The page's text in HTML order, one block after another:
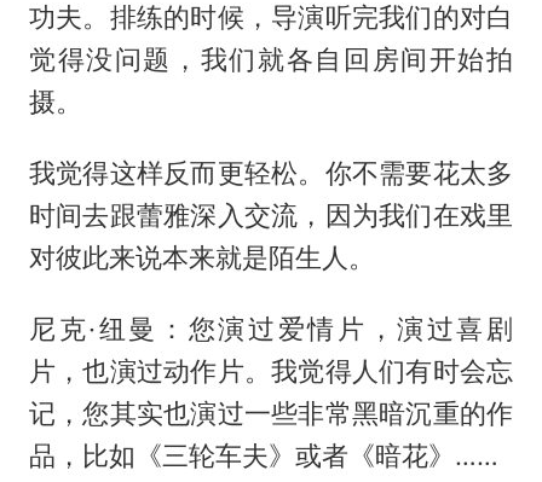
功夫。排练的时候，导演听完我们的对白
觉得没问题，我们就各自回房间开始拍
摄。
我觉得这样反而更轻松。你不需要花太多
时间去跟蕾雅深入交流，因为我们在戏里
对彼此来说本来就是陌生人。
尼克·纽曼：您演过爱情片，演过喜剧
片，也演过动作片。我觉得人们有时会忘
记，您其实也演过一些非常黑暗沉重的作
品，比如《三轮车夫》或者《暗花》……